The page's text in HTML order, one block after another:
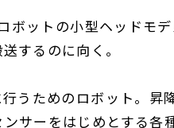
ボットの小型ヘッドモ
するのに向く。
うためのロボット。昇
サーをはじめとする各